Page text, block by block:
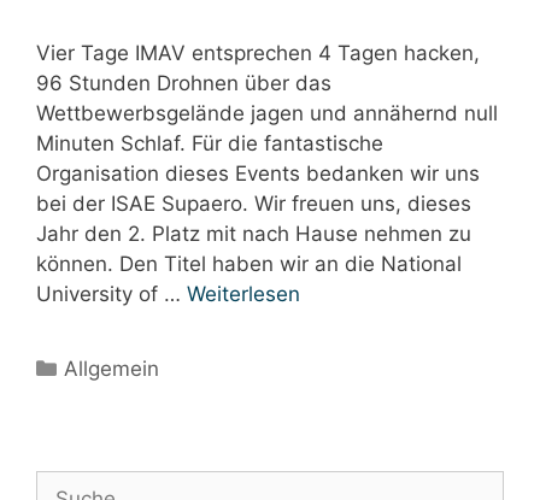
Vier Tage IMAV entsprechen 4 Tagen hacken,
96 Stunden Drohnen über das
Wettbewerbsgelände jagen und annähernd null
Minuten Schlaf. Für die fantastische
Organisation dieses Events bedanken wir uns
bei der ISAE Supaero. Wir freuen uns, dieses
Jahr den 2. Platz mit nach Hause nehmen zu
können. Den Titel haben wir an die National
University of … Weiterlesen
Kategorien
Allgemein